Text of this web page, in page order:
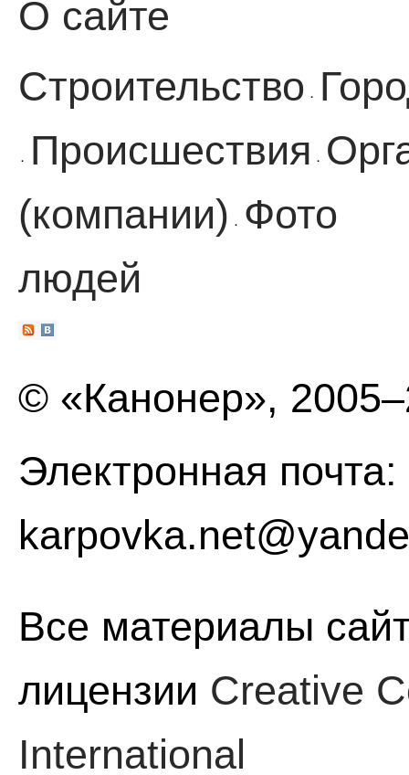
О сайте
Строительство ·
· Происшествия ·
(компании)
·
Фото
людей
© «Канонер»,
Электронная почта:
Все материалы
лицензии Creative
International